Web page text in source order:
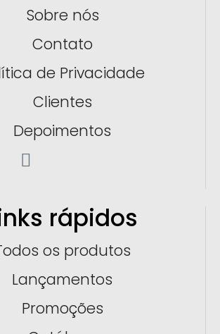
Sobre nós
Contato
de Privacidade
Clientes
Depoimentos
rápidos
os produtos
Lançamentos
Promoções